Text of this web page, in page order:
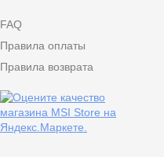
FAQ
Правила оплаты
Правила возврата